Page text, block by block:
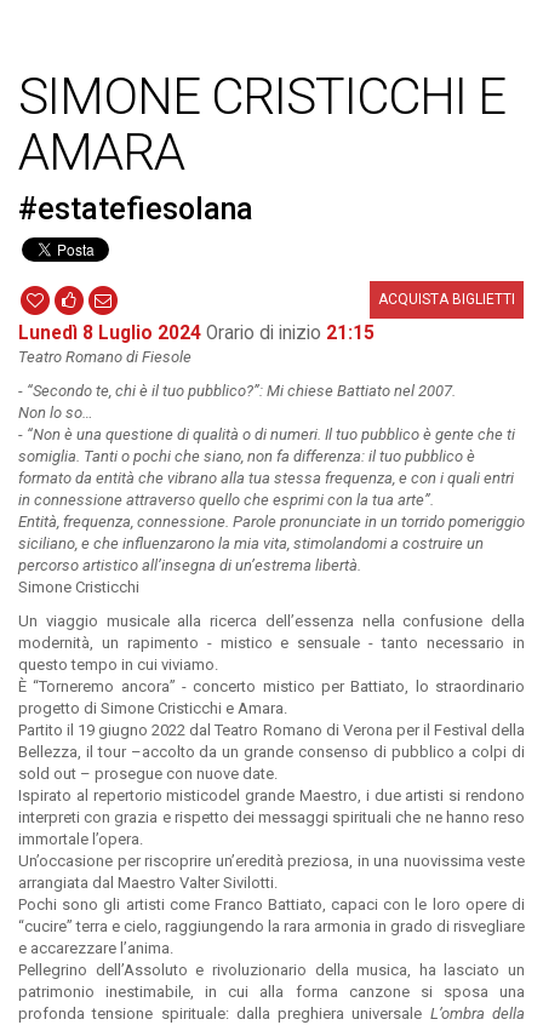
SIMONE CRISTICCHI E
AMARA
#estatefiesolana
ACQUISTA BIGLIETTI
Lunedì 8 Luglio 2024 Orario di inizio 21:15
Teatro Romano di Fiesole
- “Secondo te, chi è il tuo pubblico?”: Mi chiese Battiato nel 2007.
Non lo so…
- “Non è una questione di qualità o di numeri. Il tuo pubblico è gente che ti
somiglia. Tanti o pochi che siano, non fa differenza: il tuo pubblico è
formato da entità che vibrano alla tua stessa frequenza, e con i quali entri
in connessione attraverso quello che esprimi con la tua arte”.
Entità, frequenza, connessione. Parole pronunciate in un torrido pomeriggio
siciliano, e che influenzarono la mia vita, stimolandomi a costruire un
percorso artistico all’insegna di un’estrema libertà.
Simone Cristicchi
Un viaggio musicale alla ricerca dell’essenza nella confusione della
modernità, un rapimento - mistico e sensuale - tanto necessario in
questo tempo in cui viviamo.
È “Torneremo ancora” - concerto mistico per Battiato, lo straordinario
progetto di Simone Cristicchi e Amara.
Partito il 19 giugno 2022 dal Teatro Romano di Verona per il Festival della
Bellezza, il tour –accolto da un grande consenso di pubblico a colpi di
sold out – prosegue con nuove date.
Ispirato al repertorio misticodel grande Maestro, i due artisti si rendono
interpreti con grazia e rispetto dei messaggi spirituali che ne hanno reso
immortale l’opera.
Un’occasione per riscoprire un’eredità preziosa, in una nuovissima veste
arrangiata dal Maestro Valter Sivilotti.
Pochi sono gli artisti come Franco Battiato, capaci con le loro opere di
“cucire” terra e cielo, raggiungendo la rara armonia in grado di risvegliare
e accarezzare l’anima.
Pellegrino dell’Assoluto e rivoluzionario della musica, ha lasciato un
patrimonio inestimabile, in cui alla forma canzone si sposa una
profonda tensione spirituale: dalla preghiera universale L’ombra della